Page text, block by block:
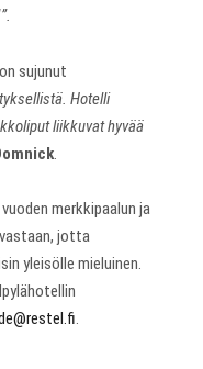
sujunut
Hotelli
liikkuvat hyvää
.
merkkipaalun ja
jotta
yleisölle mieluinen.
.